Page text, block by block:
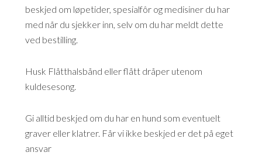
beskjed om løpetider, spesialfôr og medisiner du har
med når du sjekker inn, selv om du har meldt dette
ved bestilling.
Husk Flåtthalsbånd eller flått dråper utenom
kuldesesong.
Gi alltid beskjed om du har en hund som eventuelt
graver eller klatrer. Får vi ikke beskjed er det på eget
ansvar